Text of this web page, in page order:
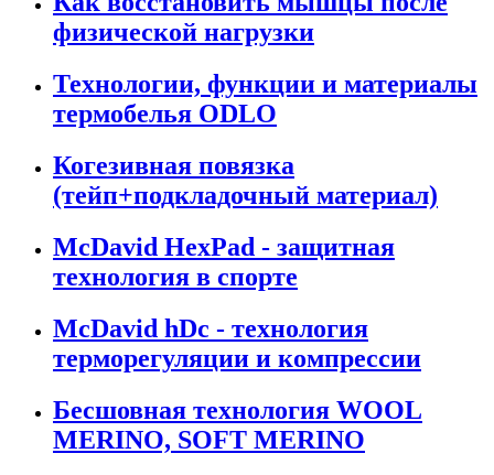
физической нагрузки
Технологии, функции и материалы
термобелья ODLO
Когезивная повязка
(тейп+подкладочный материал)
McDavid HexPad - защитная
технология в спорте
McDavid hDc - технология
терморегуляции и компрессии
Бесшовная технология WOOL
MERINO, SOFT MERINO